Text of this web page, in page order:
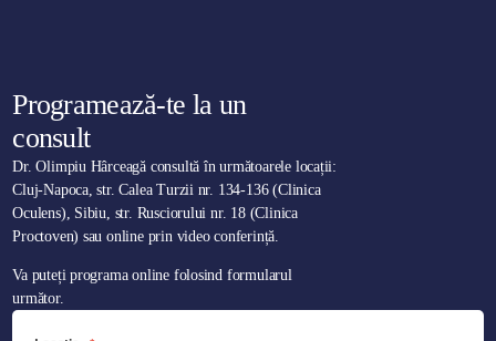
Programează-te la un
consult
Dr. Olimpiu Hârceagă consultă în următoarele locații:
Cluj-Napoca, str. Calea Turzii nr. 134-136 (Clinica
Oculens), Sibiu, str. Rusciorului nr. 18 (Clinica
Proctoven) sau online prin video conferință.
Va puteți programa online folosind formularul
următor.